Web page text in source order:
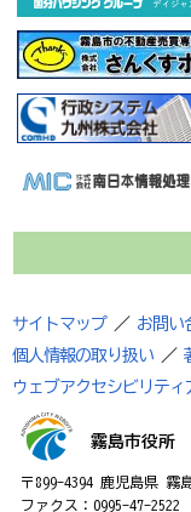
サイトマップ ／ お問い
個人情報の取り扱い ／
ウェブアクセシビリティ
霧島市役所
〒899-4394 鹿児島県 霧
ファクス：0995-47-2522